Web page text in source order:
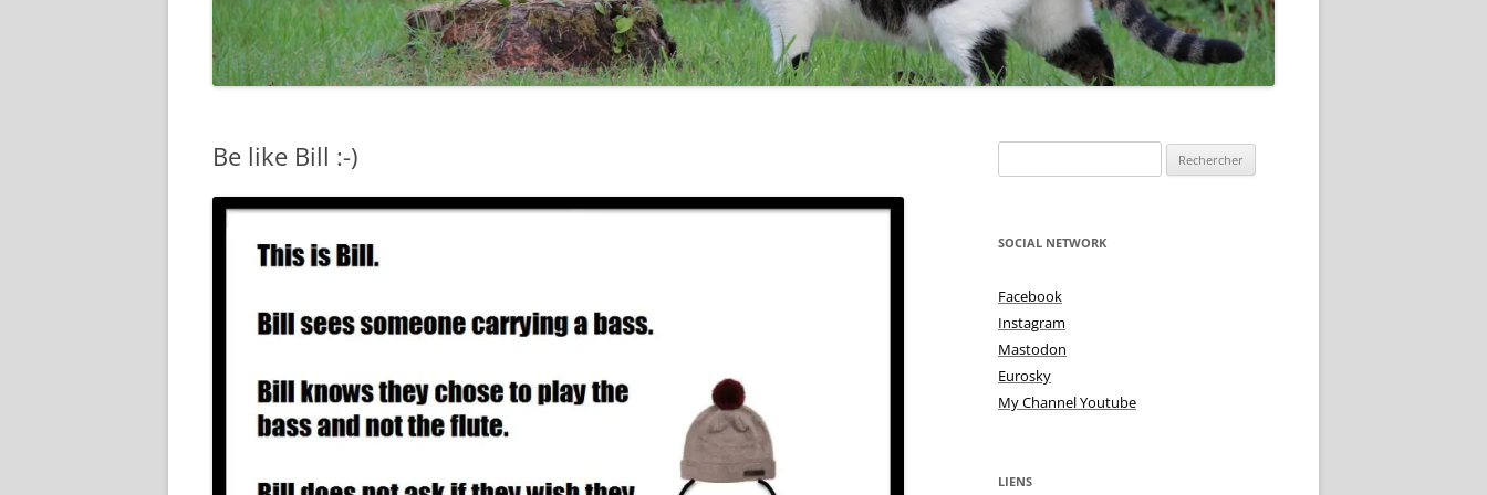
TEN COMMANDMENTS OF BASS
CHICK COREA!
JAZZ SCALES
LA GAMME BLUES
DEMI-TON TON & TON TON
MAL AQUIS HARASSE!
TRICOTISM OU UNE HISTOIRE DE
DO YOU KNOW WHERE ONE IS ?
TU VIENS MA PUCE
Be like Bill :-)
SOCIAL NETWORK
Facebook
Instagram
Mastodon
Eurosky
My Channel Youtube
LIENS